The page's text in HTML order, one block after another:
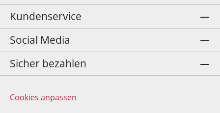
Kundenservice
Social Media
Sicher bezahlen
Cookies anpassen